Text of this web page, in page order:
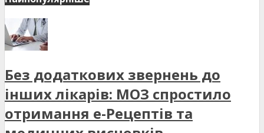
Без додаткових звернень до
інших лікарів: МОЗ спростило
отримання е-Рецептів та